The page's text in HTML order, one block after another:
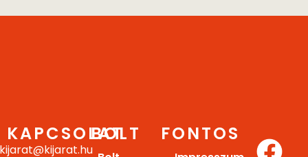
KAPCSOLAT
kijarat@kijarat.hu
BOLT FONTOS